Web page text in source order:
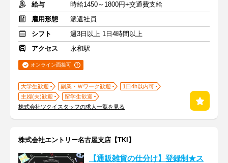
給与
時給1450～1800円+交通費支給
雇用形態
派遣社員
シフト
週3日以上 1日4時間以上
アクセス
永和駅
オンライン面接可
大学生歓迎 副業・Ｗワーク歓迎
1日4h以内可
主婦(夫)歓迎
留学生歓迎
株式会社ツクイスタッフの求人一覧を見る
株式会社エントリー名古屋支店【TKI】
【通販雑貨の仕分け】登録制★ス